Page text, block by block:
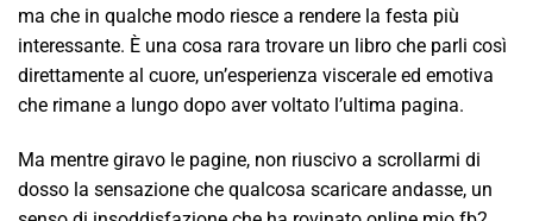
ma che in qualche modo riesce a rendere la festa più
interessante. È una cosa rara trovare un libro che parli così
direttamente al cuore, un’esperienza viscerale ed emotiva
che rimane a lungo dopo aver voltato l’ultima pagina.
Ma mentre giravo le pagine, non riuscivo a scrollarmi di
dosso la sensazione che qualcosa scaricare andasse, un